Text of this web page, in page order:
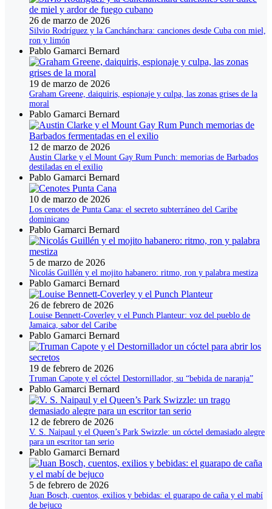
26 de marzo de 2026
Silvio Rodríguez y la Canchánchara: canciones desde Cuba con miel,
ron y limón
Pablo Gamarci Bernard
19 de marzo de 2026
Graham Greene, daiquiris, espionaje y culpa, las zonas grises de la
moral
Pablo Gamarci Bernard
12 de marzo de 2026
Austin Clarke y el Mount Gay Rum Punch: memorias de Barbados
destiladas en el exilio
Pablo Gamarci Bernard
10 de marzo de 2026
Los cenotes de Punta Cana: el secreto subterráneo del Caribe
dominicano
Pablo Gamarci Bernard
5 de marzo de 2026
Nicolás Guillén y el mojito habanero: ritmo, ron y palabra mestiza
Pablo Gamarci Bernard
26 de febrero de 2026
Louise Bennett-Coverley y el Punch Planteur: voz del pueblo de
Jamaica, sabor del Caribe
Pablo Gamarci Bernard
19 de febrero de 2026
Truman Capote y el cóctel Destornillador, su “bebida de naranja”
Pablo Gamarci Bernard
12 de febrero de 2026
V. S. Naipaul y el Queen’s Park Swizzle: un cóctel demasiado alegre
para un escritor tan serio
Pablo Gamarci Bernard
5 de febrero de 2026
Juan Bosch, cuentos, exilios y bebidas: el guarapo de caña y el mabí
de bejuco